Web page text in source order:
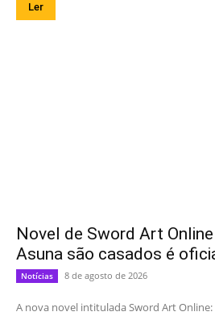
Ler
Novel de Sword Art
Asuna são casados é
Notícias 8 de agosto de 2026
A nova novel intitulada Sword Art